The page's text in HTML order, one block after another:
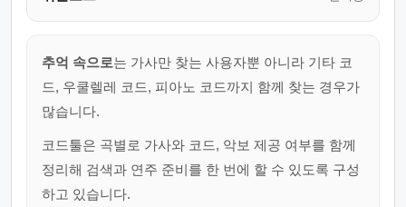
추억 속으로는 가사만 찾는 사용자뿐 아니라 기타 코
드, 우쿨렐레 코드, 피아노 코드까지 함께 찾는 경우가
많습니다.
코드툴은 곡별로 가사와 코드, 악보 제공 여부를 함께
정리해 검색과 연주 준비를 한 번에 할 수 있도록 구성
하고 있습니다.